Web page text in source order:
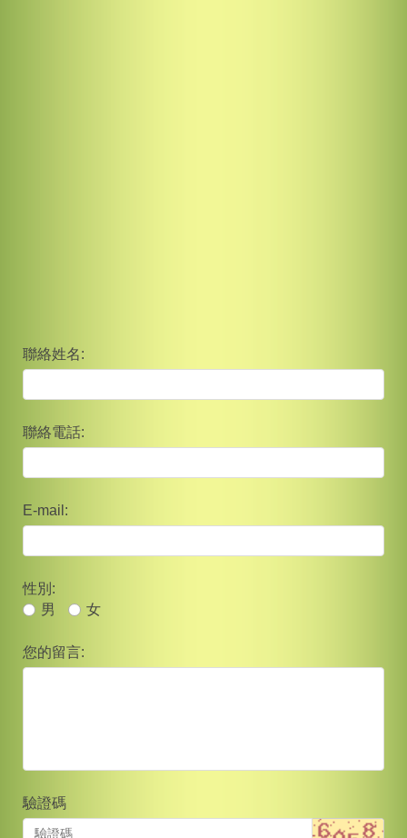
聯絡姓名:
聯絡電話:
E-mail:
性別:
男
女
您的留言:
驗證碼